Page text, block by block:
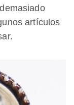
artículos